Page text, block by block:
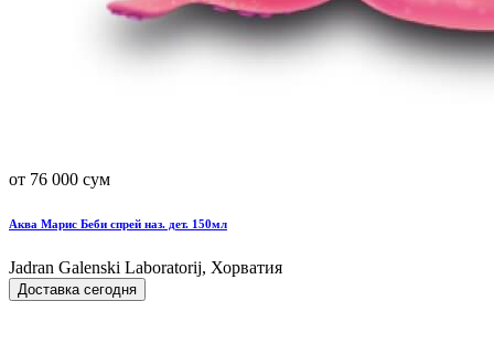
от 76 000 сум
Аква Марис Беби спрей наз. дет. 150мл
Jadran Galenski Laboratorij, Хорватия
Доставка сегодня